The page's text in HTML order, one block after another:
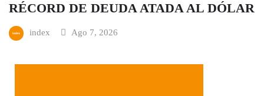
RÉCORD DE DEUDA ATADA AL DÓLAR
index Ago 7, 2026